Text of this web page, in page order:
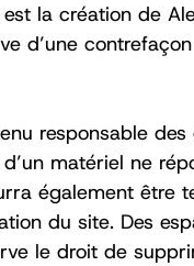
la création de
d’une
responsable
matériel ne
également
du site. Des
le droit de